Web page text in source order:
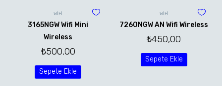
WİFİ
3165NGW Wifi Mini
Wireless
₺500,00
Sepete Ekle
WİFİ
7260NGW AN Wifi Wireless
₺450,00
Sepete Ekle